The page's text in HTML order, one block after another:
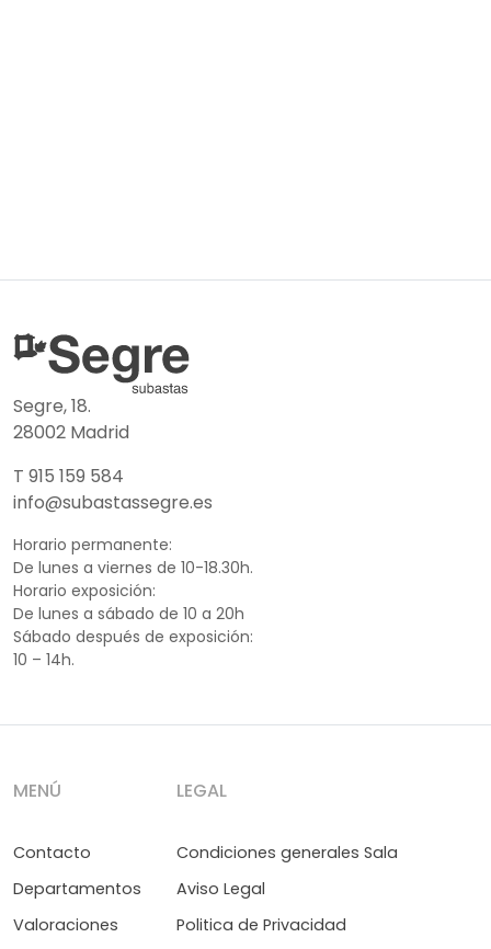
Segre, 18.
28002 Madrid
T 915 159 584
info@subastassegre.es
Horario permanente:
De lunes a viernes de 10-18.30h.
Horario exposición:
De lunes a sábado de 10 a 20h
Sábado después de exposición:
10 – 14h.
MENÚ
Contacto
Departamentos
Valoraciones
LEGAL
Condiciones generales Sala
Aviso Legal
Politica de Privacidad